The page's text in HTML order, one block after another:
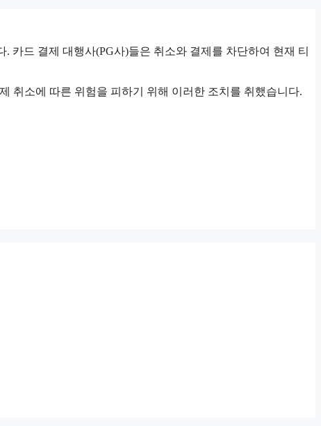
. 카드 결제 대행사(PG사)들은 취소와 결제를 차단하여 현재 티
취소에 따른 위험을 피하기 위해 이러한 조치를 취했습니다.